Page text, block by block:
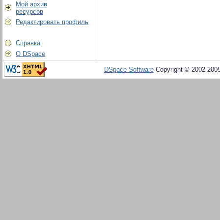
Мой архив
ресурсов
Редактировать профиль
Справка
О DSpace
DSpace Software Copyright © 2002-